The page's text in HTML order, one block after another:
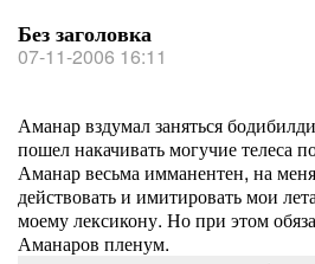
Без заголовка
07-11-2006 16:11
Аманар вздумал заняться
пошел накачивать могучие телеса
Аманар весьма имманентен, на
действовать и имитировать мои
моему лексикону. Но при этом
Аманаров пленум.